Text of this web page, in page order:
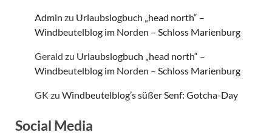
Admin zu Urlaubslogbuch „head north“ –
Windbeutelblog im Norden – Schloss Marienburg
Gerald zu Urlaubslogbuch „head north“ –
Windbeutelblog im Norden – Schloss Marienburg
GK zu Windbeutelblog’s süßer Senf: Gotcha-Day
Social Media